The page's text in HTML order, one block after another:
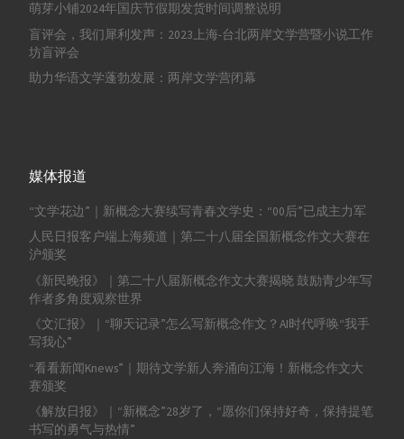
萌芽小铺2024年国庆节假期发货时间调整说明
盲评会，我们犀利发声：2023上海-台北两岸文学营暨小说工作
坊盲评会
助力华语文学蓬勃发展：两岸文学营闭幕
媒体报道
“文学花边”｜新概念大赛续写青春文学史：“00后”已成主力军
人民日报客户端上海频道｜第二十八届全国新概念作文大赛在
沪颁奖
《新民晚报》｜第二十八届新概念作文大赛揭晓 鼓励青少年写
作者多角度观察世界
《文汇报》｜“聊天记录”怎么写新概念作文？AI时代呼唤“我手
写我心”
“看看新闻Knews”｜期待文学新人奔涌向江海！新概念作文大
赛颁奖
《解放日报》｜“新概念”28岁了，“愿你们保持好奇，保持提笔
书写的勇气与热情”